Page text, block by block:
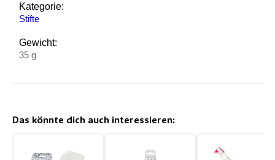
Kategorie:
Stifte
Gewicht:
35 g
Das könnte dich auch interessieren: